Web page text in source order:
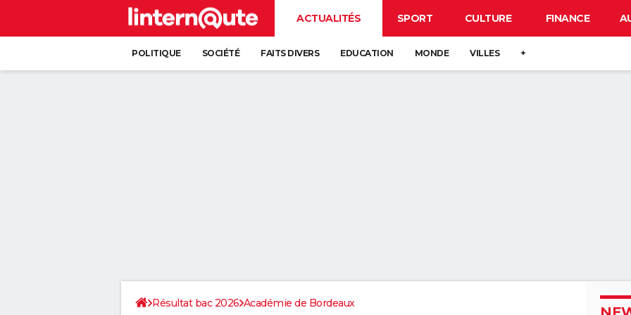
ACTUALITÉS SPORT CULTURE FINANCE
POLITIQUE SOCIÉTÉ FAITS DIVERS EDUCATION MONDE VILLES +
Résultat bac 2026 Académie de Bordeaux